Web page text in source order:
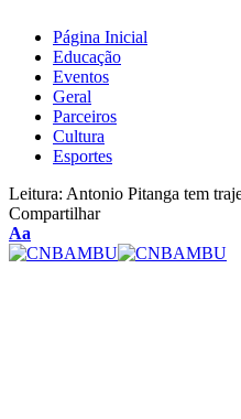
Página Inicial
Educação
Eventos
Geral
Parceiros
Cultura
Esportes
Leitura: Antonio Pitanga tem
Compartilhar
Aa